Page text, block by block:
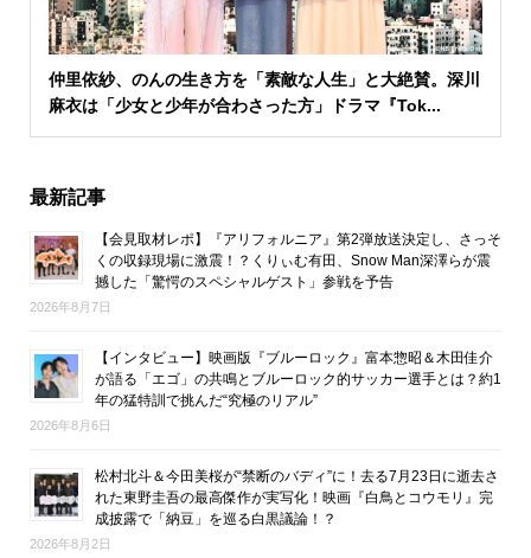
仲里依紗、のんの生き方を「素敵な人生」と大絶賛。深川
麻衣は「少女と少年が合わさった方」ドラマ『Tok...
最新記事
【会見取材レポ】『アリフォルニア』第2弾放送決定し、さっそ
くの収録現場に激震！？くりぃむ有田、Snow Man深澤らが震
撼した「驚愕のスペシャルゲスト」参戦を予告
2026年8月7日
【インタビュー】映画版『ブルーロック』富本惣昭＆木田佳介
が語る「エゴ」の共鳴とブルーロック的サッカー選手とは？約1
年の猛特訓で挑んだ“究極のリアル”
2026年8月6日
松村北斗＆今田美桜が“禁断のバディ”に！去る7月23日に逝去さ
れた東野圭吾の最高傑作が実写化！映画『白鳥とコウモリ』完
成披露で「納豆」を巡る白黒議論！？
2026年8月2日